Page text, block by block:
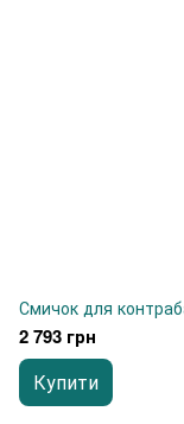
Смичок для
2 793 грн
Купити